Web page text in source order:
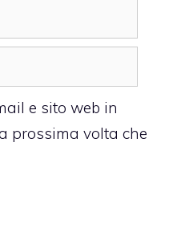
e sito web in
prossima volta che